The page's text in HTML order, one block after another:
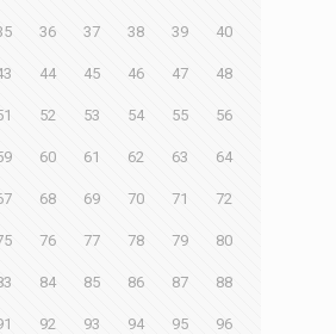
36 37 38 39 40
44 45 46 47 48
52 53 54 55 56
60 61 62 63 64
68 69 70 71 72
76 77 78 79 80
84 85 86 87 88
92 93 94 95 96